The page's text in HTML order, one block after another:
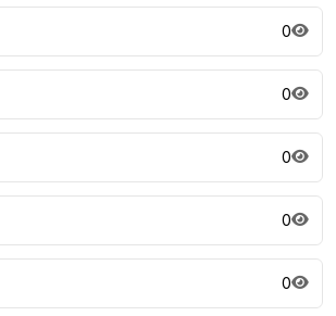
0
0
0
0
0